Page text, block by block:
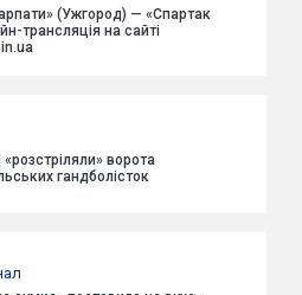
(Ужгород) — «Спартак
трансляція на сайті
ворота
гандболісток